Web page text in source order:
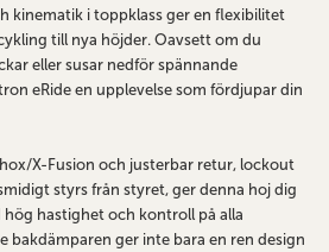
kinematik i toppklass ger en flexibilitet
till nya höjder. Oavsett om du
eller susar nedför spännande
eRide en upplevelse som fördjupar din
X-Fusion och justerbar retur, lockout
styrs från styret, ger denna hoj dig
hastighet och kontroll på alla
bakdämparen ger inte bara en ren design